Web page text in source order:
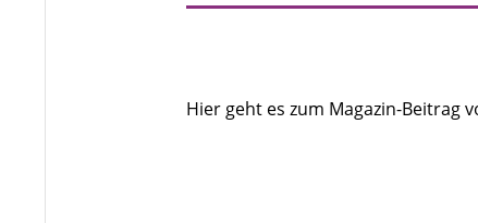
Hier geht es zum Magazin-Beitrag